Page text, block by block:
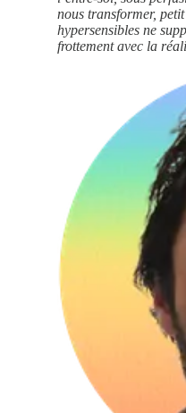
nous transformer,
hypersensibles ne
frottement avec la